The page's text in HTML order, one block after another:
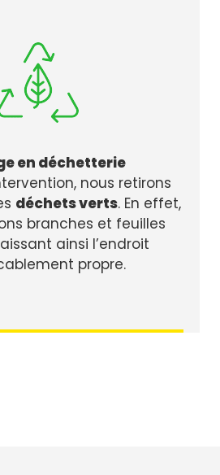
en déchetterie
nous retirons
déchets verts. En effet,
branches et feuilles
ainsi l’endroit
propre.